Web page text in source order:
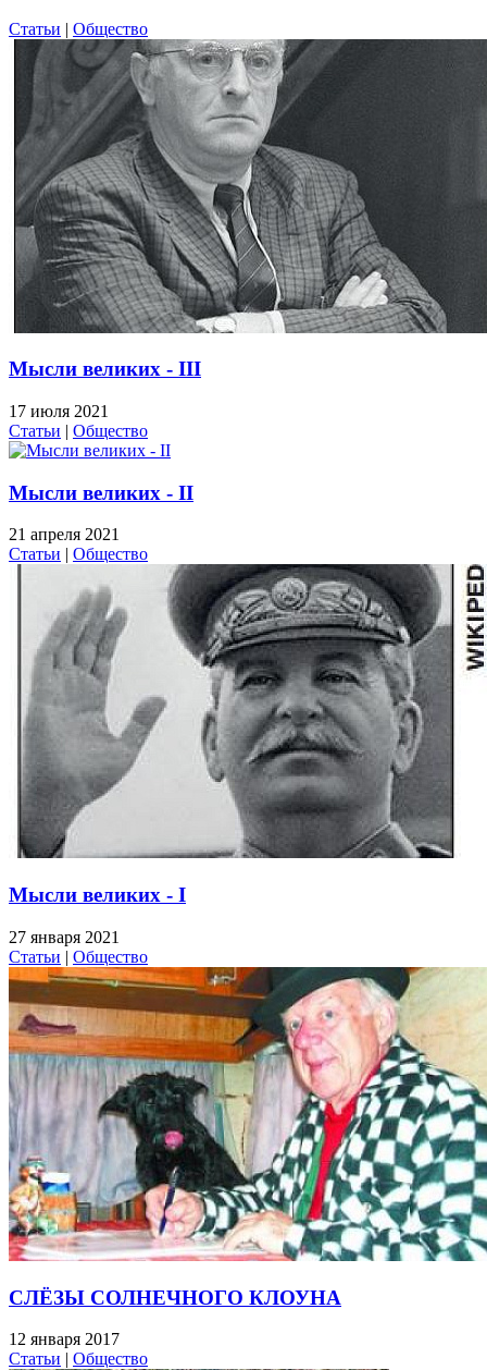
Статьи | Общество
Мысли великих - III
17 июля 2021
Статьи | Общество
Мысли великих - II
21 апреля 2021
Статьи | Общество
Мысли великих - I
27 января 2021
Статьи | Общество
СЛЁЗЫ СОЛНЕЧНОГО КЛОУНА
12 января 2017
Статьи | Общество